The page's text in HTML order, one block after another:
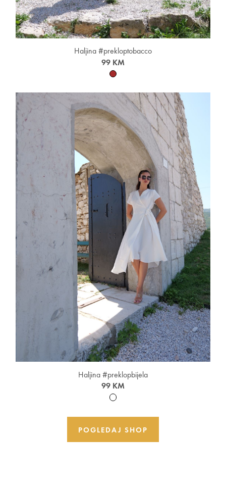
Haljina #prekloptobacco
99 KM
Haljina #preklopbijela
99 KM
POGLEDAJ SHOP